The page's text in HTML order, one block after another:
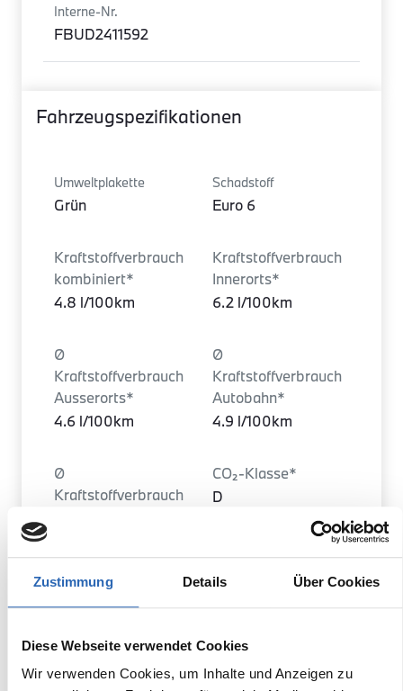
Zustimmung Details Über Cookies
Diese Webseite verwendet Cookies
Wir verwenden Cookies, um Inhalte und Anzeigen zu
Interne-Nr.
FBUD2411592
Fahrzeugspezifikationen
Umweltplakette
Grün
Schadstoff
Euro 6
Kraftstoffverbrauch
kombiniert*
4.8 l/100km
Kraftstoffverbrauch
Innerorts*
6.2 l/100km
Ø
Kraftstoffverbrauch
Ausserorts*
4.6 l/100km
Ø
Kraftstoffverbrauch
Autobahn*
4.9 l/100km
Ø
Kraftstoffverbrauch
CO₂-Klasse*
D
Ø CO₂ Emissionen
kombiniert*
135 g/km (WLTP)
Türen